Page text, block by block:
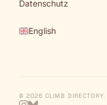
Datenschutz
English
© 2026 CLIMB DIRECTORY.